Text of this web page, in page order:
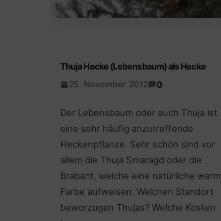
Thuja Hecke (Lebensbaum) als Hecke
25. November 2012 0
Der Lebensbaum oder auch Thuja ist
eine sehr häufig anzutreffende
Heckenpflanze. Sehr schön sind vor
allem die Thuja Smaragd oder die
Brabant, welche eine natürliche
Farbe aufweisen. Welchen Standort
beworzugen Thujas? Welche Kosten